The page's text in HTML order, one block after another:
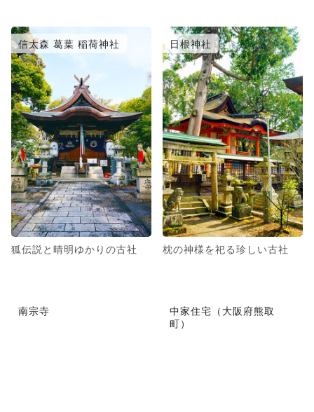
信太森 葛葉 稲荷神社
狐伝説と晴明ゆかりの古社
日根神社
枕の神様を祀る珍しい古社
南宗寺
中家住宅（大阪府熊取
町）